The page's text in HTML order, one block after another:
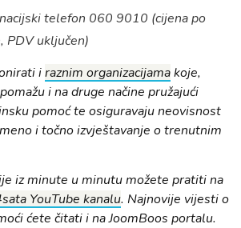
telefon 060 9010 (cijena po
PDV uključen)
iraznim organizacijamakoje,
i na druge načine pružajući
pomoć te osiguravaju neovisnost
i točno izvještavanje o trenutnim
iz minute u minutu možete pratiti na
YouTube kanalu. Najnovije vijesti o
ćete čitati i na JoomBoos portalu.